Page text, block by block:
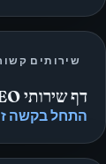
שירותים
דף שירותי white-label SEO
התחל בקשה